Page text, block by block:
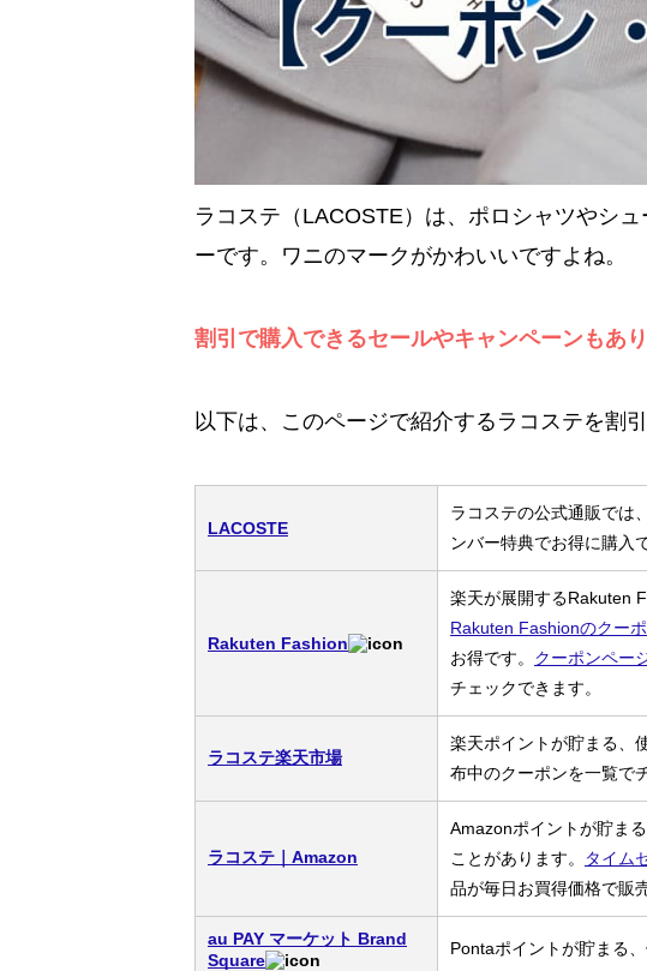
ラコステ（LACOSTE）は、ポロシャツやシ
ーです。ワニのマークがかわいいですよね。
割引で購入できるセールやキャンペーンもあ
以下は、このページで紹介するラコステを割
LACOSTE
ラコステの公式通販では
ンバー特典でお得に購入
Rakuten Fashion
楽天が展開するRakuten
Rakuten Fashionのクー
お得です。 クーポンペー
チェックできます。
ラコステ楽天市場
楽天ポイントが貯まる、
布中のクーポンを一覧で
ラコステ｜Amazon
Amazonポイントが貯まる
ことがあります。
タイム
品が毎日お買得価格で販
au PAY マーケット Brand
Square
Pontaポイントが貯まる、